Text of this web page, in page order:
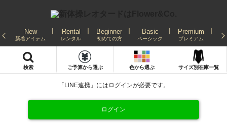
New
新着アイテム
Rental
レンタル
Beginner
初めての方
Basic
ベーシック
Premium
プレミアム
検索 ご予算から選ぶ 色から選ぶ サイズ別在庫一覧
「LINE連携」にはログインが必要です。
ログイン